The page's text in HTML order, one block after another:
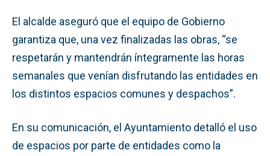
El alcalde aseguró que el equipo de Gobierno
garantiza que, una vez finalizadas las obras, “se
respetarán y mantendrán íntegramente las horas
semanales que venían disfrutando las entidades en
los distintos espacios comunes y despachos”.
En su comunicación, el Ayuntamiento detalló el uso
de espacios por parte de entidades como la